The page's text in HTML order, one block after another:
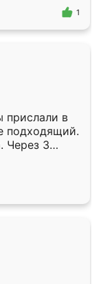
1
прислали в
подходящий.
Через 3
Остались